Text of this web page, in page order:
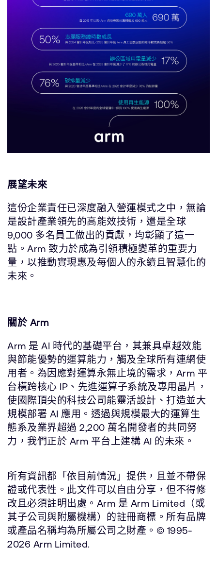
展望未來
這份企業責任已深度融入營運模式之中，無論
是設計產業領先的高能效技術，還是全球
9,000 多名員工做出的貢獻，均彰顯了這一
點。Arm 致力於成為引領積極變革的重要力
量，以推動實現惠及每個人的永續且智慧化的
未來。
關於 Arm
Arm 是 AI 時代的基礎平台，其兼具卓越效能
與節能優勢的運算能力，觸及全球所有連網使
用者。為因應對運算永無止境的需求，Arm 平
台橫跨核心 IP、先進運算子系統及專用晶片，
使國際頂尖的科技公司能靈活設計、打造並大
規模部署 AI 應用。透過與規模最大的運算生
態系及業界超過 2,200 萬名開發者的共同努
力，我們正於 Arm 平台上建構 AI 的未來。
所有資訊都「依目前情況」提供，且並不帶保
證或代表性。此文件可以自由分享，但不得修
改且必須註明出處。Arm 是 Arm Limited（或
其子公司與附屬機構）的註冊商標。所有品牌
或產品名稱均為所屬公司之財產。© 1995-
2026 Arm Limited.